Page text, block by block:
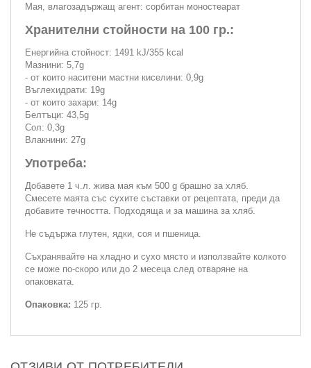
Мая, влагозадържащ агент: сорбитан моностеарат
Хранителни стойности на 100 гр.:
Енергийна стойност: 1491 kJ/355 kcal
Мазнини: 5,7g
- от които наситени мастни киселини: 0,9g
Въглехидрати: 19g
- от които захари: 14g
Белтъци: 43,5g
Сол: 0,3g
Влакнини: 27g
Употреба:
Добавете 1 ч.л. жива мая към 500 g брашно за хляб.
Смесете маята със сухите съставки от рецептата, преди да
добавите течността. Подходяща и за машина за хляб.
Не съдържа глутен, ядки, соя и пшеница.
Съхранявайте на хладно и сухо място и използвайте колкото
се може по-скоро или до 2 месеца след отваряне на
опаковката.
Опаковка: 125 гр.